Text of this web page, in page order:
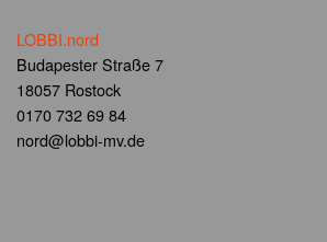
LOBBI.nord
Budapester Straße 7
18057 Rostock
0170 732 69 84
nord@lobbi-mv.de